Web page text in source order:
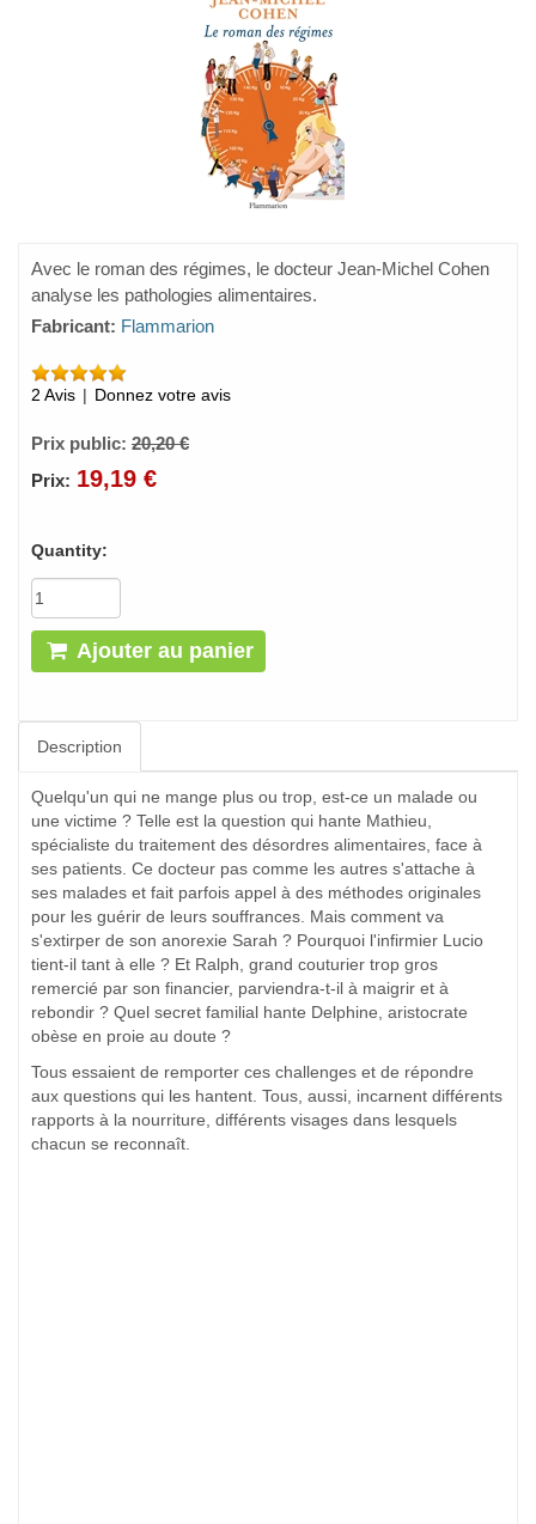
Avec le roman des régimes, le docteur Jean-Michel Cohen
analyse les pathologies alimentaires.
Fabricant: Flammarion
2 Avis | Donnez votre avis
Prix public: 20,20 €
Prix: 19,19 €
Quantity:
Ajouter au panier
Description
Quelqu'un qui ne mange plus ou trop, est-ce un malade ou
une victime ? Telle est la question qui hante Mathieu,
spécialiste du traitement des désordres alimentaires, face à
ses patients. Ce docteur pas comme les autres s'attache à
ses malades et fait parfois appel à des méthodes originales
pour les guérir de leurs souffrances. Mais comment va
s'extirper de son anorexie Sarah ? Pourquoi l'infirmier Lucio
tient-il tant à elle ? Et Ralph, grand couturier trop gros
remercié par son financier, parviendra-t-il à maigrir et à
rebondir ? Quel secret familial hante Delphine, aristocrate
obèse en proie au doute ?
Tous essaient de remporter ces challenges et de répondre
aux questions qui les hantent. Tous, aussi, incarnent différents
rapports à la nourriture, différents visages dans lesquels
chacun se reconnaît.